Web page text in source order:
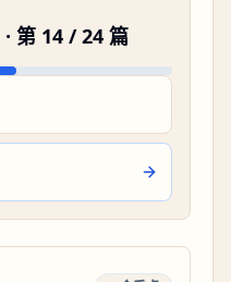
· 第 14 /24 篇